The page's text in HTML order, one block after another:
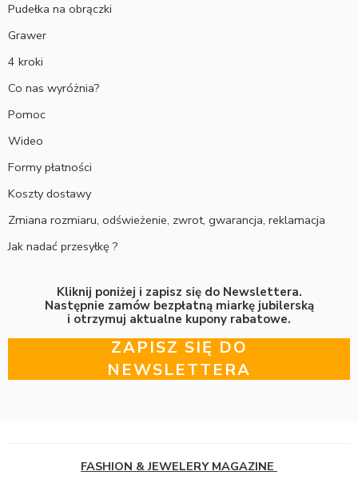
Pudełka na obrączki
Grawer
4 kroki
Co nas wyróżnia?
Pomoc
Wideo
Formy płatności
Koszty dostawy
Zmiana rozmiaru, odświeżenie, zwrot, gwarancja, reklamacja
Jak nadać przesyłkę ?
Kliknij poniżej i zapisz się do Newslettera.
Następnie zamów bezpłatną miarkę jubilerską
i otrzymuj aktualne kupony rabatowe.
ZAPISZ SIĘ DO
NEWSLETTERA
FASHION & JEWELERY MAGAZINE